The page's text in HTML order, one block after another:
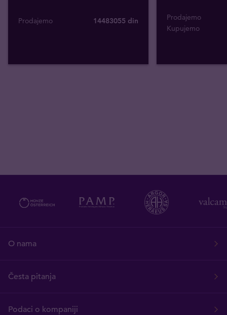
Prodajemo 14483055 din
Prodajemo
Kupujemo
O nama
Česta pitanja
Podaci o kompaniji